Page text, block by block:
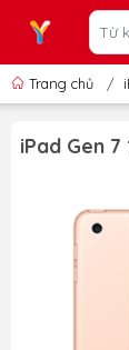
Trang chủ /
iPad Gen